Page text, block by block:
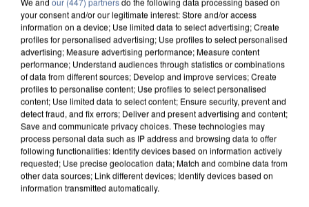
your consent and/or our legitimate interest: Store and/or access
information on a device; Use limited data to select advertising; Create
profiles for personalised advertising; Use profiles to select personalised
advertising; Measure advertising performance; Measure content
performance; Understand audiences through statistics or combinations
of data from different sources; Develop and improve services; Create
profiles to personalise content; Use profiles to select personalised
content; Use limited data to select content; Ensure security, prevent and
detect fraud, and fix errors; Deliver and present advertising and content;
Save and communicate privacy choices. These technologies may
process personal data such as IP address and browsing data to offer
following functionalities: Identify devices based on information actively
requested; Use precise geolocation data; Match and combine data from
other data sources; Link different devices; Identify devices based on
information transmitted automatically.